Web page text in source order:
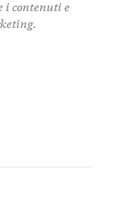
i contenuti e